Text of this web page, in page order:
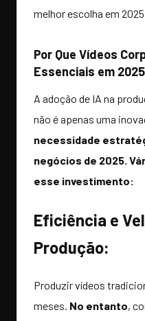
melhor escolha em
Por Que Vídeos
Essenciais em
A adoção de IA na
não é apenas uma
necessidade
negócios de 2025.
esse investimento:
Eficiência e
Produção:
Produzir vídeos
meses. No entanto,